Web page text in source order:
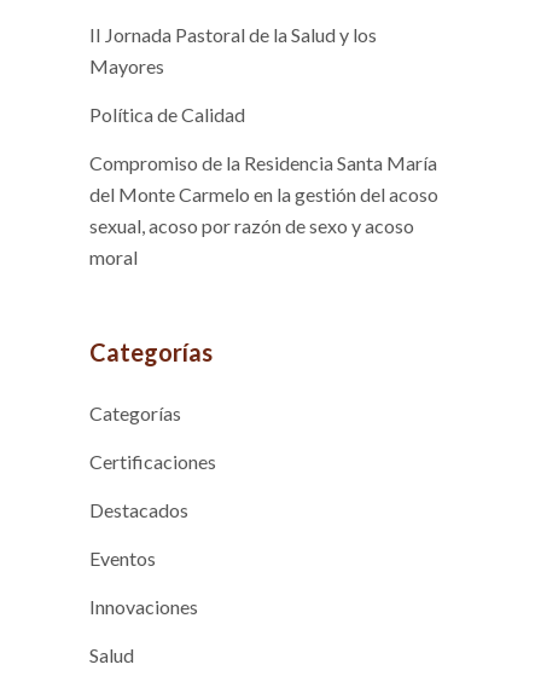
II Jornada Pastoral de la Salud y los
Mayores
Política de Calidad
Compromiso de la Residencia Santa María
del Monte Carmelo en la gestión del acoso
sexual, acoso por razón de sexo y acoso
moral
Categorías
Categorías
Certificaciones
Destacados
Eventos
Innovaciones
Salud